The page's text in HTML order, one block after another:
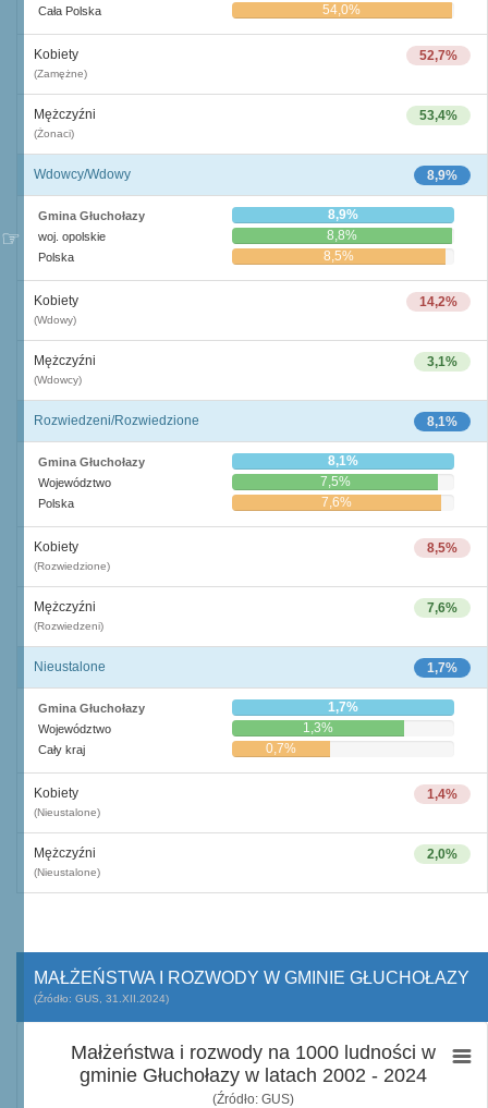
Cała Polska 54,0%
52,7%
Kobiety
(Zamężne)
53,4%
Mężczyźni
(Żonaci)
8,9%
Wdowcy/Wdowy
Gmina Głuchołazy 8,9%
woj. opolskie 8,8%
Polska 8,5%
14,2%
Kobiety
(Wdowy)
3,1%
Mężczyźni
(Wdowcy)
8,1%
Rozwiedzeni/Rozwiedzione
Gmina Głuchołazy 8,1%
Województwo 7,5%
Polska 7,6%
8,5%
Kobiety
(Rozwiedzione)
7,6%
Mężczyźni
(Rozwiedzeni)
1,7%
Nieustalone
Gmina Głuchołazy 1,7%
Województwo 1,3%
Cały kraj 0,7%
1,4%
Kobiety
(Nieustalone)
2,0%
Mężczyźni
(Nieustalone)
MAŁŻEŃSTWA I ROZWODY W GMINIE GŁUCHOŁAZY
(Źródło: GUS, 31.XII.2024)
Małżeństwa i rozwody na 1000 ludności w
gminie Głuchołazy w latach 2002 - 2024
(Źródło: GUS)